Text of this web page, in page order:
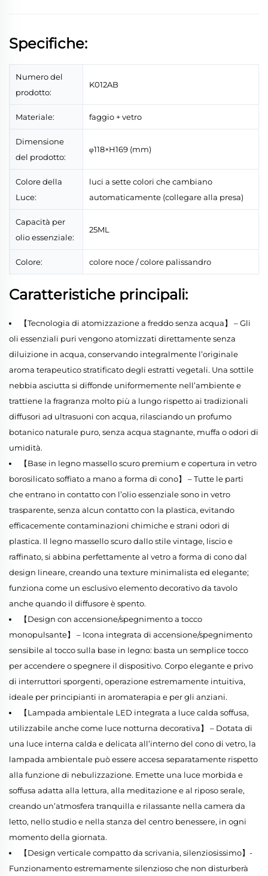
Specifiche:
Numero del
prodotto:
K012AB
Materiale: faggio + vetro
Dimensione
del prodotto:
φ118×H169 (mm)
Colore della
Luce:
luci a sette colori che cambiano
automaticamente (collegare alla presa)
Capacità per
olio essenziale:
25ML
Colore: colore noce / colore palissandro
Caratteristiche principali:
【Tecnologia di atomizzazione a freddo senza acqua】 – Gli
oli essenziali puri vengono atomizzati direttamente senza
diluizione in acqua, conservando integralmente l’originale
aroma terapeutico stratificato degli estratti vegetali. Una sottile
nebbia asciutta si diffonde uniformemente nell’ambiente e
trattiene la fragranza molto più a lungo rispetto ai tradizionali
diffusori ad ultrasuoni con acqua, rilasciando un profumo
botanico naturale puro, senza acqua stagnante, muffa o odori di
umidità.
【Base in legno massello scuro premium e copertura in vetro
borosilicato soffiato a mano a forma di cono】 – Tutte le parti
che entrano in contatto con l’olio essenziale sono in vetro
trasparente, senza alcun contatto con la plastica, evitando
efficacemente contaminazioni chimiche e strani odori di
plastica. Il legno massello scuro dallo stile vintage, liscio e
raffinato, si abbina perfettamente al vetro a forma di cono dal
design lineare, creando una texture minimalista ed elegante;
funziona come un esclusivo elemento decorativo da tavolo
anche quando il diffusore è spento.
【Design con accensione/spegnimento a tocco
monopulsante】 – Icona integrata di accensione/spegnimento
sensibile al tocco sulla base in legno: basta un semplice tocco
per accendere o spegnere il dispositivo. Corpo elegante e privo
di interruttori sporgenti, operazione estremamente intuitiva,
ideale per principianti in aromaterapia e per gli anziani.
【Lampada ambientale LED integrata a luce calda soffusa,
utilizzabile anche come luce notturna decorativa】 – Dotata di
una luce interna calda e delicata all’interno del cono di vetro, la
lampada ambientale può essere accesa separatamente rispetto
alla funzione di nebulizzazione. Emette una luce morbida e
soffusa adatta alla lettura, alla meditazione e al riposo serale,
creando un’atmosfera tranquilla e rilassante nella camera da
letto, nello studio e nella stanza del centro benessere, in ogni
momento della giornata.
【Design verticale compatto da scrivania, silenziosissimo】-
Funzionamento estremamente silenzioso che non disturberà